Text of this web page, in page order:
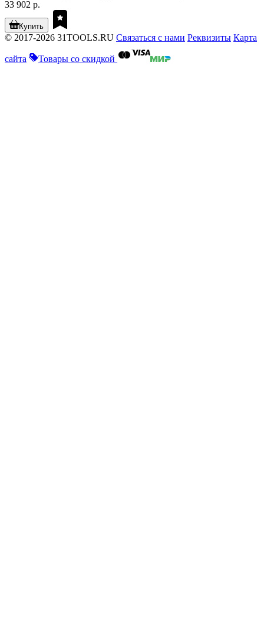
33 902 р.
Купить
© 2017-2026 31TOOLS.RU Связаться с нами Реквизиты Карта
сайта Товары со скидкой